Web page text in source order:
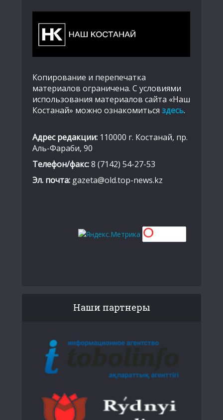
Копирование и перепечатка
материалов ограничена. С условиями
использования материалов сайта «Наш
Костанай» можно ознакомиться здесь.
Адрес редакции: 110000 г. Костанай, пр.
Аль-Фараби, 90
Телефон/факс:8 (7142) 54-27-53
Эл. почта: gazeta@old.top-news.kz
Наши партнеры